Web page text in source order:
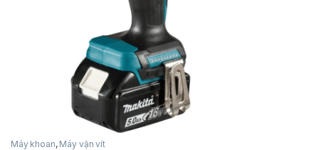
Máy khoan, Máy vặn vít